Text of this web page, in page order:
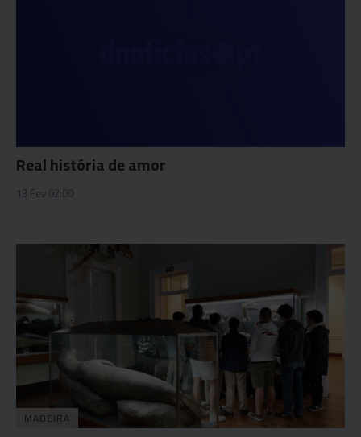
Real história de amor
13 Fev 02:00
MADEIRA